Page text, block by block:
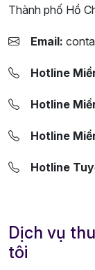
Thành phố Hồ
Email:
Hotline
Hotline
Hotline
Hotline
Dịch vụ
tôi